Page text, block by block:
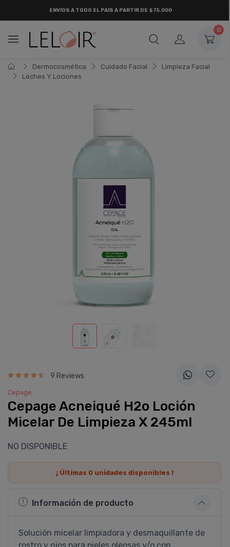
0
Dermocosmética Cuidado Facial
Limpieza Facial
Leches Y Lociones
9 Reviews
Cepage
Cepage Acneiqué H2o Loción
Micelar De Limpieza X 245ml
NO DISPONIBLE
¡ Últimas 0unidades disponibles !
Información de producto
Solución micelar limpiadora y desmaquillante de